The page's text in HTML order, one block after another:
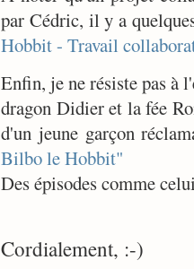
par Cédric, il y a
Hobbit - Travail
Enfin, je ne résiste pas à
dragon Didier et la fée
d'un jeune garçon
Bilbo le Hobbit"
Des épisodes comme
Cordialement, :-)